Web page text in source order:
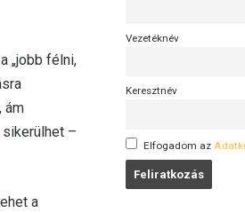
„jobb félni,
ám
–
a
Vezetéknév
Keresztnév
Elfogadom az